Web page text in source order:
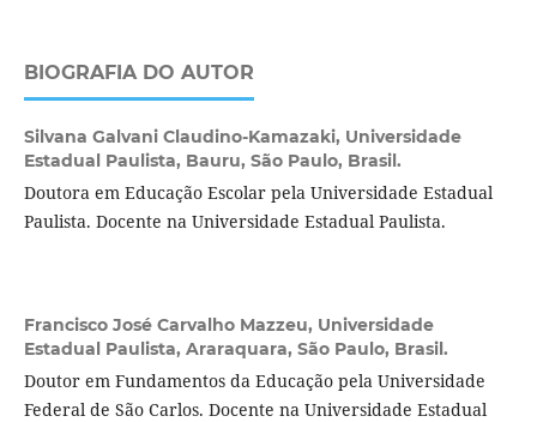
BIOGRAFIA DO AUTOR
Silvana Galvani Claudino-Kamazaki, Universidade
Estadual Paulista, Bauru, São Paulo, Brasil.
Doutora em Educação Escolar pela Universidade Estadual
Paulista. Docente na Universidade Estadual Paulista.
Francisco José Carvalho Mazzeu, Universidade
Estadual Paulista, Araraquara, São Paulo, Brasil.
Doutor em Fundamentos da Educação pela Universidade
Federal de São Carlos. Docente na Universidade Estadual